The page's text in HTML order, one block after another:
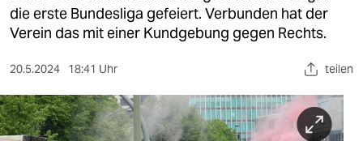
öko
sport
die erste Bundesliga gefeiert. Verbunden hat der
Verein das mit einer Kundgebung gegen Rechts.
20.5.2024 18:41 Uhr teilen